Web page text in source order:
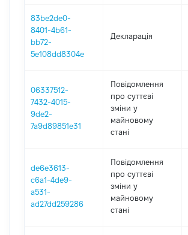
83be2de0-
8401-4b61-
bb72-
5e108dd8304e
Декларація
06337512-
7432-4015-
9de2-
7a9d89851e31
Повідомлення
про суттєві
зміни y
майновому
стані
de6e3613-
c6a1-4de9-
a531-
ad27dd259286
Повідомлення
про суттєві
зміни y
майновому
стані